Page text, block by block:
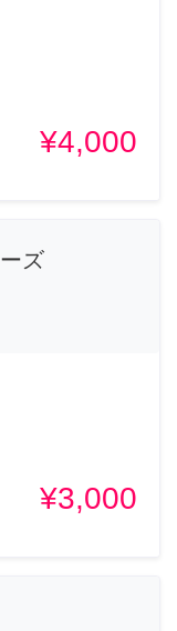
¥4,000
ズ
¥3,000